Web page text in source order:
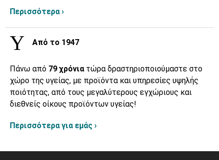
Περισσότερα ›
Από το 1947
Πάνω από 79 χρόνια τώρα δραστηριοποιούμαστε στο
χώρο της υγείας, με προϊόντα και υπηρεσίες υψηλής
ποιότητας, από τους μεγαλύτερους εγχώριους και
διεθνείς οίκους προϊόντων υγείας!
Περισσότερα για εμάς ›